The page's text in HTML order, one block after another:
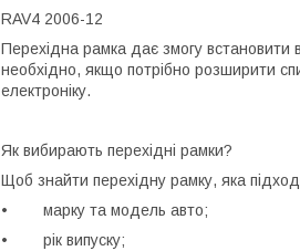
RAV4 2006-12
Перехідна рамка дає змогу встановити
необхідно, якщо потрібно розширити
електроніку.
Як вибирають перехідні рамки?
Щоб знайти перехідну рамку, яка
• марку та модель авто;
• рік випуску;